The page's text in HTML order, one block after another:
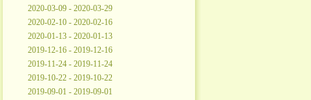
2020-03-09 - 2020-03-29
2020-02-10 - 2020-02-16
2020-01-13 - 2020-01-13
2019-12-16 - 2019-12-16
2019-11-24 - 2019-11-24
2019-10-22 - 2019-10-22
2019-09-01 - 2019-09-01